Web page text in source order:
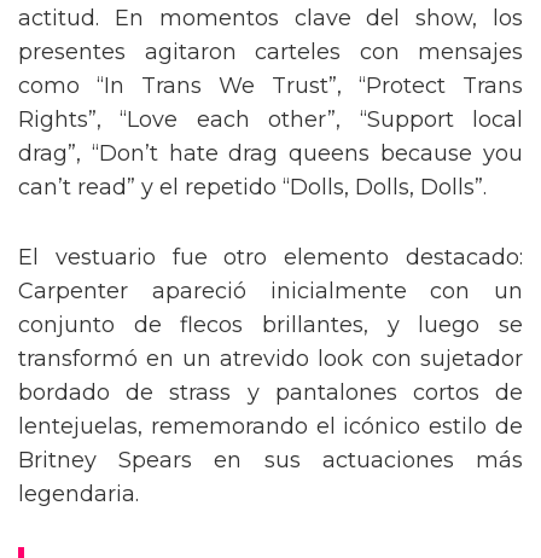
actitud. En momentos clave del show, los
presentes agitaron carteles con mensajes
como “In Trans We Trust”, “Protect Trans
Rights”, “Love each other”, “Support local
drag”, “Don’t hate drag queens because you
can’t read” y el repetido “Dolls, Dolls, Dolls”.
El vestuario fue otro elemento destacado:
Carpenter apareció inicialmente con un
conjunto de flecos brillantes, y luego se
transformó en un atrevido look con sujetador
bordado de strass y pantalones cortos de
lentejuelas, rememorando el icónico estilo de
Britney Spears en sus actuaciones más
legendaria.